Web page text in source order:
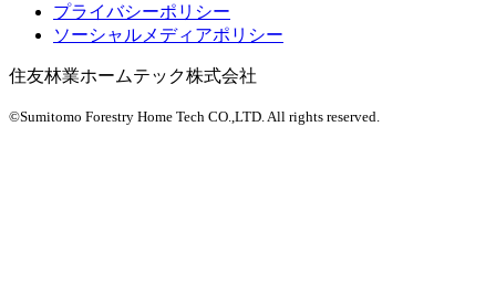
プライバシーポリシー
ソーシャルメディアポリシー
住友林業ホームテック株式会社
©Sumitomo Forestry Home Tech CO.,LTD. All rights reserved.